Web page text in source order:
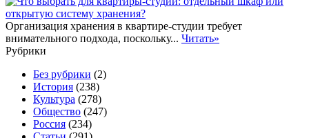
Организация хранения в квартире-студии требует
внимательного подхода, поскольку... Читать»
Рубрики
Без рубрики (2)
История (238)
Культура (278)
Общество (247)
Россия (234)